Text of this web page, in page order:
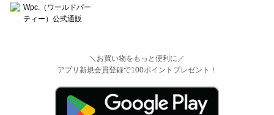
＼お買い物をもっと便利に／
アプリ新規会員登録で100ポイントプレゼント！